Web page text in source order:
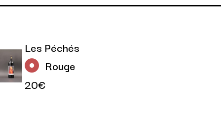
Les Péchés
Rouge
20€